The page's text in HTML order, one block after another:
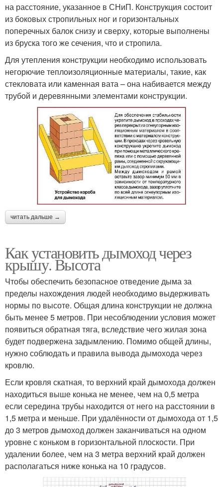
на расстояние, указанное в СНиП. Конструкция состоит
из боковых стропильных ног и горизонтальных
поперечных балок снизу и сверху, которые выполнены
из бруска того же сечения, что и стропила.
Для утепления конструкции необходимо использовать
негорючие теплоизоляционные материалы, такие, как
стекловата или каменная вата – она набивается между
трубой и деревянными элементами конструкции.
читать дальше →
Как установить дымоход через
крышу. Высота
Чтобы обеспечить безопасное отведение дыма за
пределы нахождения людей необходимо выдерживать
нормы по высоте. Общая длина конструкции не должна
быть менее 5 метров. При несоблюдении условия может
появиться обратная тяга, вследствие чего жилая зона
будет подвержена задымлению. Помимо общей длины,
нужно соблюдать и правила вывода дымохода через
кровлю.
Если кровля скатная, то верхний край дымохода должен
находиться выше конька не менее, чем на 0,5 метра
если середина трубы находится от него на расстоянии в
1,5 метра и меньше. При удалённости от дымохода от 1,5
до 3 метров дымоход должен заканчиваться на одном
уровне с коньком в горизонтальной плоскости. При
удалении более, чем на 3 метра верхний край должен
располагаться ниже конька на 10 градусов.